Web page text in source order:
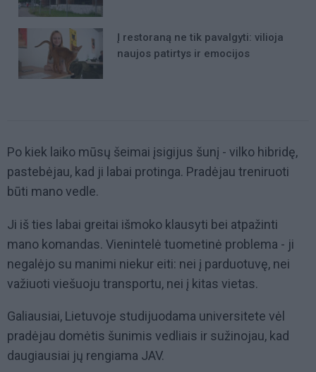
Į restoraną ne tik pavalgyti: vilioja
naujos patirtys ir emocijos
Po kiek laiko mūsų šeimai įsigijus šunį - vilko hibridę,
pastebėjau, kad ji labai protinga. Pradėjau treniruoti
būti mano vedle.
Ji iš ties labai greitai išmoko klausyti bei atpažinti
mano komandas. Vienintelė tuometinė problema - ji
negalėjo su manimi niekur eiti: nei į parduotuvę, nei
važiuoti viešuoju transportu, nei į kitas vietas.
Galiausiai, Lietuvoje studijuodama universitete vėl
pradėjau domėtis šunimis vedliais ir sužinojau, kad
daugiausiai jų rengiama JAV.